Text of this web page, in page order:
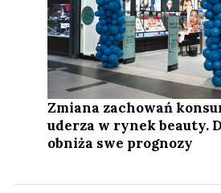
Zmiana zachowań
uderza w rynek beauty.
obniża swe prognozy